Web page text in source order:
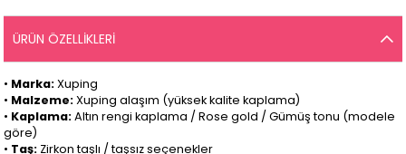
ÜRÜN ÖZELLIKLERI
• Marka:Xuping
• Malzeme:Xuping alaşım (yüksek kalite kaplama)
• Kaplama:Altın rengi kaplama / Rose gold / Gümüş tonu (modele
göre)
• Taş: Zirkon taşlı / taşsız seçenekler